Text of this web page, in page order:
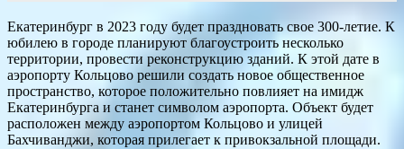
Екатеринбург в 2023 году будет праздновать свое 300-летие. К
юбилею в городе планируют благоустроить несколько
территории, провести реконструкцию зданий. К этой дате в
аэропорту Кольцово решили создать новое общественное
пространство, которое положительно повлияет на имидж
Екатеринбурга и станет символом аэропорта. Объект будет
расположен между аэропортом Кольцово и улицей
Бахчиванджи, которая прилегает к привокзальной площади.